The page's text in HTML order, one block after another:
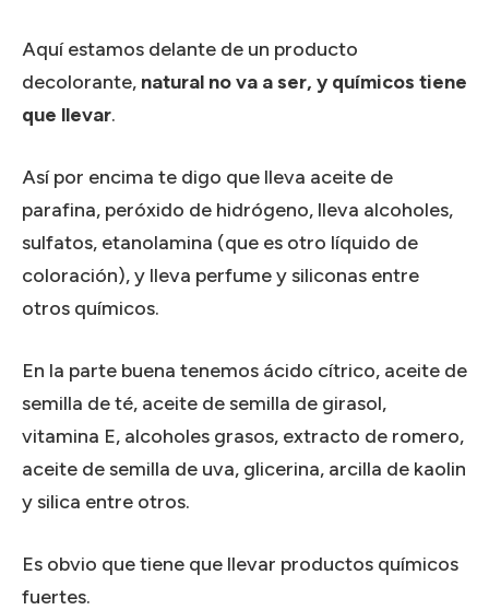
Aquí estamos delante de un producto
decolorante, natural no va a ser, y químicos tiene
que llevar.
Así por encima te digo que lleva aceite de
parafina, peróxido de hidrógeno, lleva alcoholes,
sulfatos, etanolamina (que es otro líquido de
coloración), y lleva perfume y siliconas entre
otros químicos.
En la parte buena tenemos ácido cítrico, aceite de
semilla de té, aceite de semilla de girasol,
vitamina E, alcoholes grasos, extracto de romero,
aceite de semilla de uva, glicerina, arcilla de kaolin
y silica entre otros.
Es obvio que tiene que llevar productos químicos
fuertes.